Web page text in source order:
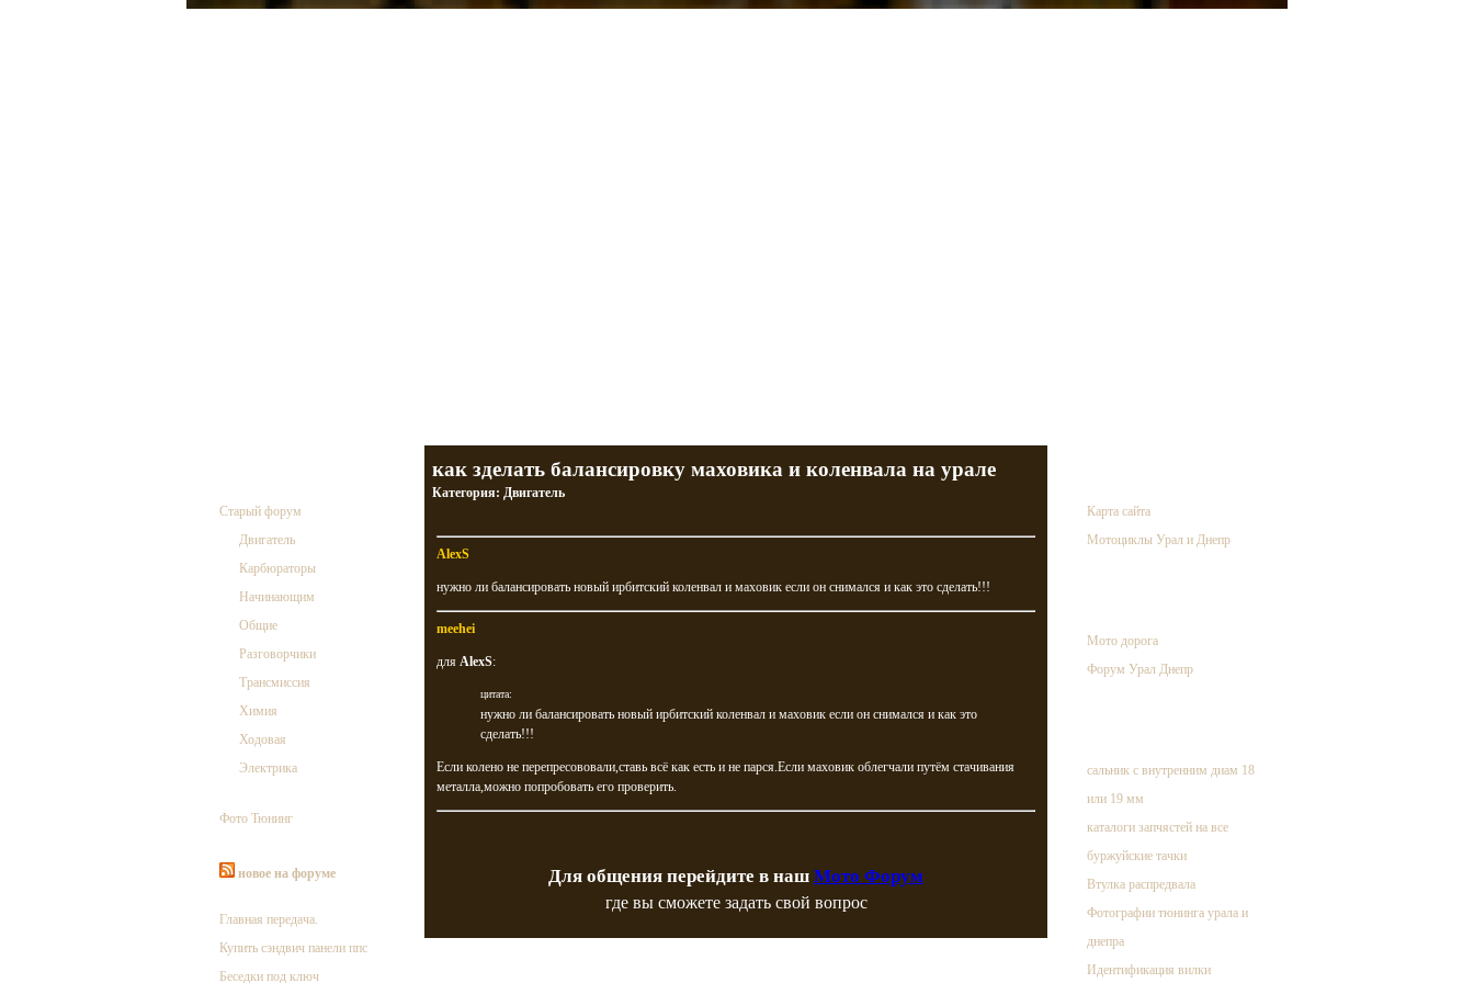
Старый форум
Двигатель
Карбюраторы
Начинающим
Общие
Разговорчики
Трансмиссия
Химия
Ходовая
Электрика
Фото Тюнинг
новое на форуме
Главная передача.
Купить сэндвич панели ппс
Беседки под ключ
как зделать балансировку маховика и коленвала на урале
Категория: Двигатель
AlexS
нужно ли балансировать новый ирбитский коленвал и маховик если он снимался и как это сделать!!!
meehei
для AlexS:
цитата:
нужно ли балансировать новый ирбитский коленвал и маховик если он снимался и как это
сделать!!!
Если колено не перепресововали,ставь всё как есть и не парся.Если маховик облегчали путём стачивания
металла,можно попробовать его проверить.
Для общения перейдите в наш Мото Форум
где вы сможете задать свой вопрос
Карта сайта
Мотоциклы Урал и Днепр
Мото дорога
Форум Урал Днепр
сальник с внутренним диам 18
или 19 мм
каталоги запчястей на все
буржуйские тачки
Втулка распредвала
Фотографии тюнинга урала и
днепра
Идентификация вилки